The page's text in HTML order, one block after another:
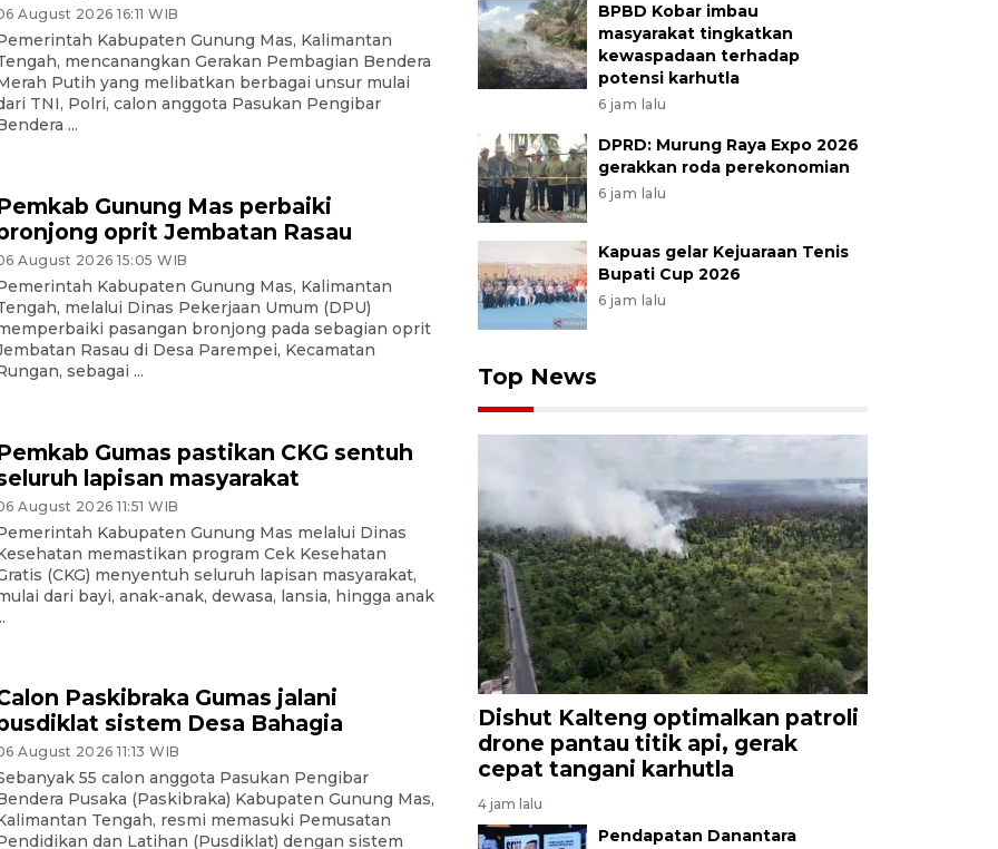
August 2026 16:11 WIB
Kabupaten Gunung Mas, Kalimantan
mencanangkan Gerakan Pembagian Bendera
Putih yang melibatkan berbagai unsur mulai
TNI, Polri, calon anggota Pasukan Pengibar
...
Gunung Mas perbaiki
oprit Jembatan Rasau
August 2026 15:05 WIB
Kabupaten Gunung Mas, Kalimantan
melalui Dinas Pekerjaan Umum (DPU)
pasangan bronjong pada sebagian oprit
Rasau di Desa Parempei, Kecamatan
sebagai ...
Gumas pastikan CKG sentuh
lapisan masyarakat
August 2026 11:51 WIB
Kabupaten Gunung Mas melalui Dinas
memastikan program Cek Kesehatan
(CKG) menyentuh seluruh lapisan masyarakat,
dari bayi, anak-anak, dewasa, lansia, hingga anak
Paskibraka Gumas jalani
sistem Desa Bahagia
August 2026 11:13 WIB
55 calon anggota Pasukan Pengibar
Pusaka (Paskibraka) Kabupaten Gunung Mas,
Tengah, resmi memasuki Pemusatan
dan Latihan (Pusdiklat) dengan sistem
BPBD Kobar imbau
masyarakat tingkatkan
kewaspadaan terhadap
potensi karhutla
6 jam lalu
DPRD: Murung Raya Expo 2026
gerakkan roda perekonomian
6 jam lalu
Kapuas gelar Kejuaraan Tenis
Bupati Cup 2026
6 jam lalu
Top News
Dishut Kalteng optimalkan patroli
drone pantau titik api, gerak
cepat tangani karhutla
4 jam lalu
Pendapatan Danantara